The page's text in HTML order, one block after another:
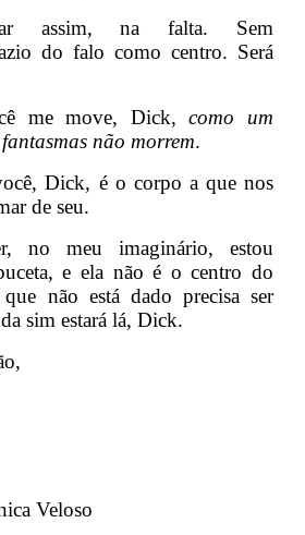
assim, na falta. Sem
do falo como centro. Será
me move, Dick,como um
fantasmas não morrem.
Dick, é o corpo a que nos
de seu.
no meu imaginário, estou
e ela não é o centro do
não está dado precisa ser
sim estará lá, Dick.
Veloso